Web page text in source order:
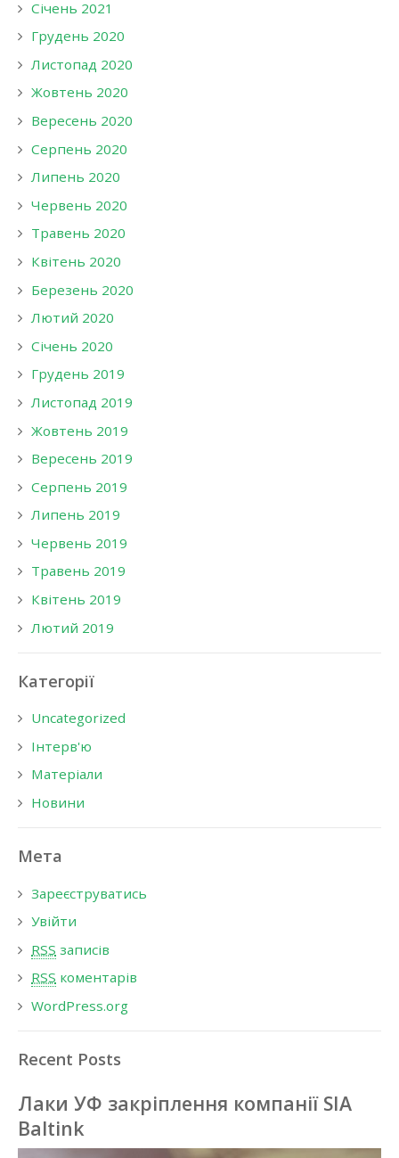
Січень 2021
Грудень 2020
Листопад 2020
Жовтень 2020
Вересень 2020
Серпень 2020
Липень 2020
Червень 2020
Травень 2020
Квітень 2020
Березень 2020
Лютий 2020
Січень 2020
Грудень 2019
Листопад 2019
Жовтень 2019
Вересень 2019
Серпень 2019
Липень 2019
Червень 2019
Травень 2019
Квітень 2019
Лютий 2019
Категорії
Uncategorized
Інтерв'ю
Матеріали
Новини
Мета
Зареєструватись
Увійти
RSS записів
RSS коментарів
WordPress.org
Recent Posts
Лаки УФ закріплення компанії SIA
Baltink